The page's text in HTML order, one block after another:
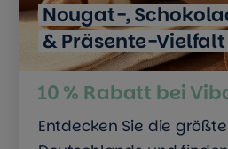
Nougat-,
& Präsente-Vielfalt
10 % Rabatt bei
Entdecken Sie die